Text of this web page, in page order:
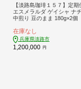
【淡路島珈琲１５７】定期
エスメラルダ ゲイシャ ナ
中煎り 豆のまま 180g×2個
在庫なし
兵庫県淡路市
1,200,000 円